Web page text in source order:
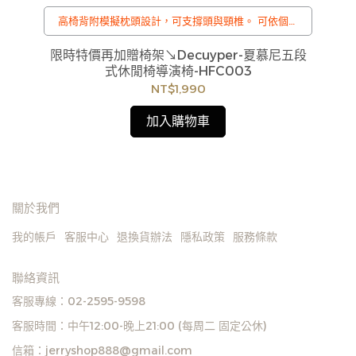
高椅背附模擬枕頭設計，可支撐頭與頸椎。 可依個人
需求調整位置。 舒適透氣、耐用好坐，收納簡單。
椅面寬度與深度 加大加深。 腳架 , 管壁加粗 。 靠背
有五段式調整,從直立到躺坐,讓您輕鬆找到最舒適角
度。
/
商品流動性快且多個平台共用庫存，偶有下單後缺貨
情形，客服人員將立即與您聯繫交期或更換商品，如
限時特價再加贈椅架↘Decuyper-夏慕尼五段
式休閒椅導演椅-HFC003
NT$1,990
加入購物車
關於我們
我的帳戶 客服中心 退換貨辦法 隱私政策 服務條款
聯絡資訊
客服專線：02-2595-9598
客服時間：中午12:00-晚上21:00 (每周二 固定公休)
信箱：jerryshop888@gmail.com